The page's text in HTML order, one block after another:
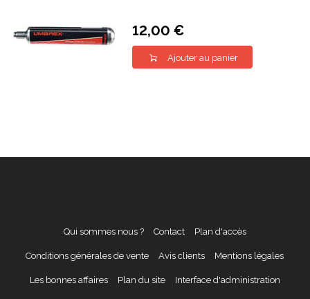
12,00 €
Ajouter au panier
Qui sommes nous ? Contact Plan d'accès
Conditions générales de vente Avis clients Mentions légales
Les bonnes affaires Plan du site Interface d'administration